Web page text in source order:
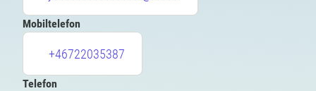
Mobiltelefon
+46722035387
Telefon